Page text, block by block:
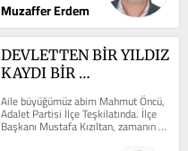
Muzaffer Erdem
DEVLETTEN BİR YILDIZ
KAYDI BİR
CİNDORUK YAZISI
Aile büyüğümüz abim Mahmut Öncü,
Adalet Partisi İlçe Teşkilatında. İlçe
Başkanı Mustafa Kızıltan, zamanın
Silivri Belediye Başkanı...